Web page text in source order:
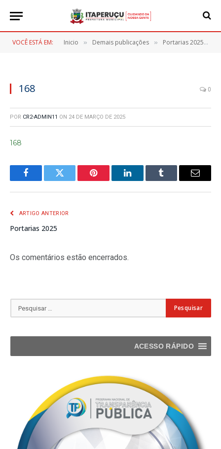
VOCÊ ESTÁ EM: Inicio » Demais publicações » Portarias 2025
168 0
POR CR2-ADMIN11 ON 24 DE MARÇO DE 2025
168
FacebookTwitter Pinterest LinkedInTumblr
E-
ARTIGO ANTERIOR
Portarias 2025
Os comentários estão encerrados.
ACESSO RÁPIDO